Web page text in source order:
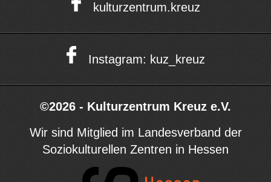
kulturzentrum.kreuz
Instagram: kuz_kreuz
©2026 - Kulturzentrum Kreuz e.V.
Wir sind Mitglied im Landesverband der
Soziokulturellen Zentren in Hessen